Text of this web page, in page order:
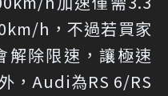
h，不過若買家
解除限速，讓極速
，Audi為RS 6/RS